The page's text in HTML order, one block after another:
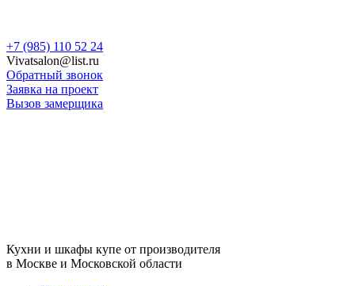
Skip
to
content
+7 (985) 110 52 24
Vivatsalon@list.ru
Обратный звонок
Заявка на проект
Вызов замерщика
Кухни и шкафы купе от производителя
в Москве и Московской области